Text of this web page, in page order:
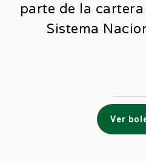
parte de la
Sistema
Ver